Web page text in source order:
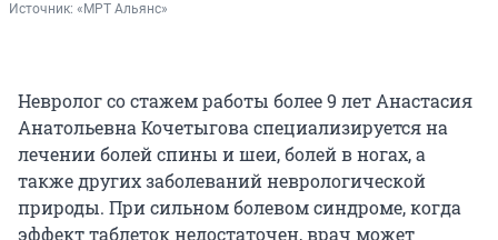
Источник: «МРТ Альянс»
Невролог со стажем работы более 9 лет Анастасия
Анатольевна Кочетыгова специализируется на
лечении болей спины и шеи, болей в ногах, а
также других заболеваний неврологической
природы. При сильном болевом синдроме, когда
эффект таблеток недостаточен, врач может